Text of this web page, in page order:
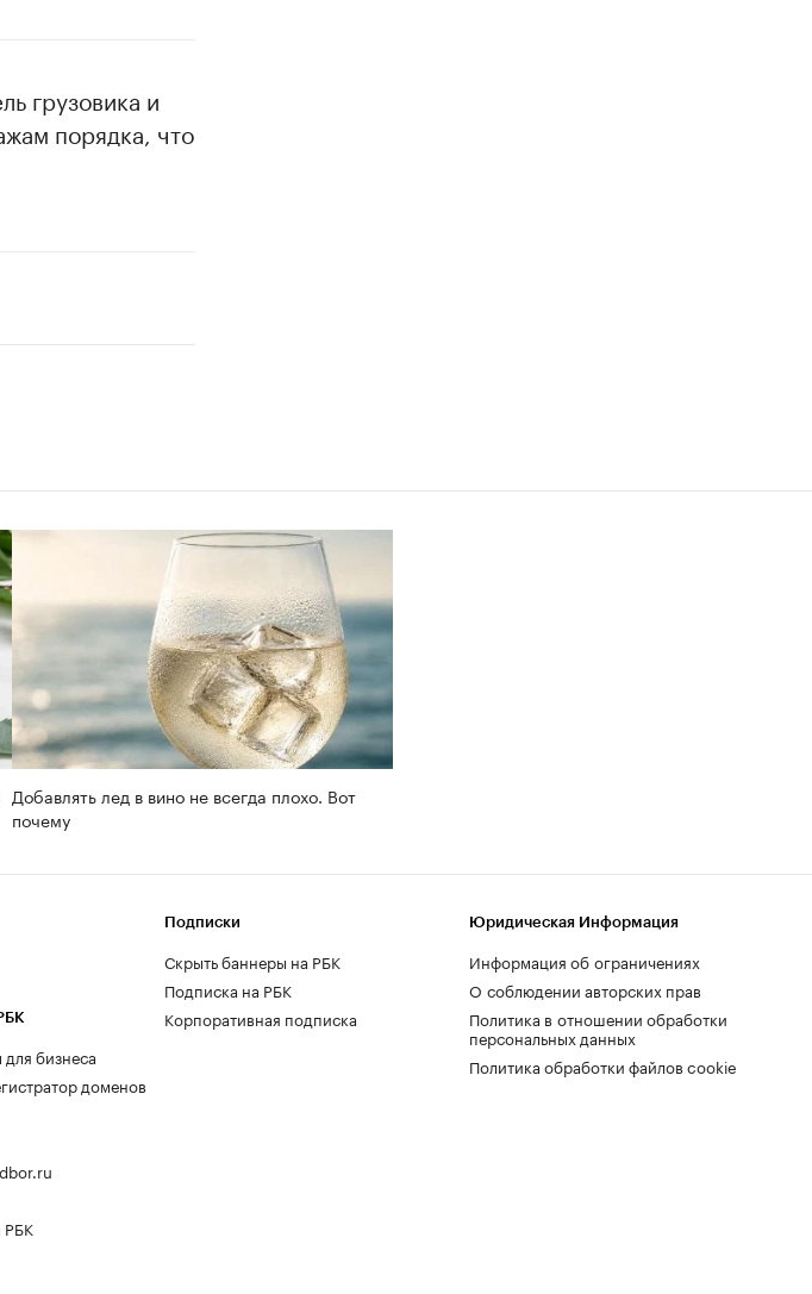
грузовика и
порядка, что
Добавлять лед в вино не всегда плохо. Вот
почему
бизнеса
доменов
РБК
Подписки
Скрыть баннеры на РБК
Подписка на РБК
Корпоративная подписка
Юридическая Информация
Информация об ограничениях
О соблюдении авторских прав
Политика в отношении обработки
персональных данных
Политика обработки файлов cookie